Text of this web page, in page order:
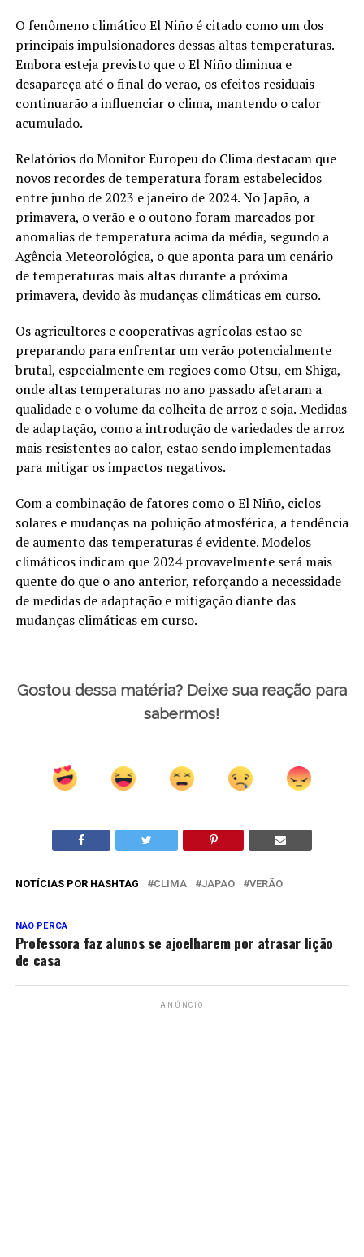
O fenômeno climático El Niño é citado como um dos
principais impulsionadores dessas altas temperaturas.
Embora esteja previsto que o El Niño diminua e
desapareça até o final do verão, os efeitos residuais
continuarão a influenciar o clima, mantendo o calor
acumulado.
Relatórios do Monitor Europeu do Clima destacam que
novos recordes de temperatura foram estabelecidos
entre junho de 2023 e janeiro de 2024. No Japão, a
primavera, o verão e o outono foram marcados por
anomalias de temperatura acima da média, segundo a
Agência Meteorológica, o que aponta para um cenário
de temperaturas mais altas durante a próxima
primavera, devido às mudanças climáticas em curso.
Os agricultores e cooperativas agrícolas estão se
preparando para enfrentar um verão potencialmente
brutal, especialmente em regiões como Otsu, em Shiga,
onde altas temperaturas no ano passado afetaram a
qualidade e o volume da colheita de arroz e soja. Medidas
de adaptação, como a introdução de variedades de arroz
mais resistentes ao calor, estão sendo implementadas
para mitigar os impactos negativos.
Com a combinação de fatores como o El Niño, ciclos
solares e mudanças na poluição atmosférica, a tendência
de aumento das temperaturas é evidente. Modelos
climáticos indicam que 2024 provavelmente será mais
quente do que o ano anterior, reforçando a necessidade
de medidas de adaptação e mitigação diante das
mudanças climáticas em curso.
Gostou dessa matéria? Deixe sua reação para
sabermos!
NOTÍCIAS POR HASHTAG CLIMA JAPAO VERÃO
NÃO PERCA
Professora faz alunos se ajoelharem por atrasar lição
de casa
ANÚNCIO